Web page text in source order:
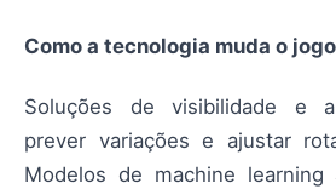
Como a tecnologia muda o jogo
Soluções de visibilidade e
prever variações e ajustar
Modelos de machine learning